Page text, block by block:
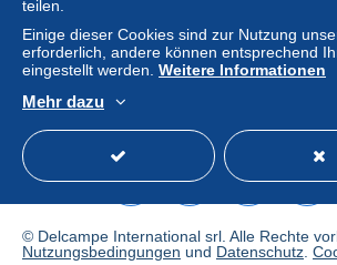
teilen.
Einige dieser Cookies sind zur Nutzung
erforderlich, andere können entsprechend
eingestellt werden. Weitere Informationen
Mehr dazu
© Delcampe International srl. Alle Rechte
Nutzungsbedingungen und Datenschutz.